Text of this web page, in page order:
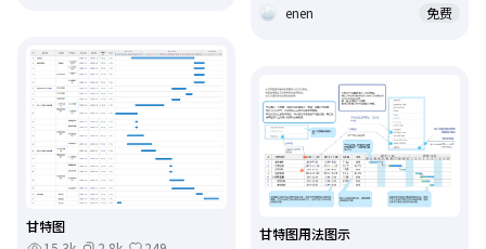
enen
免费
甘特图
甘特图用法图示